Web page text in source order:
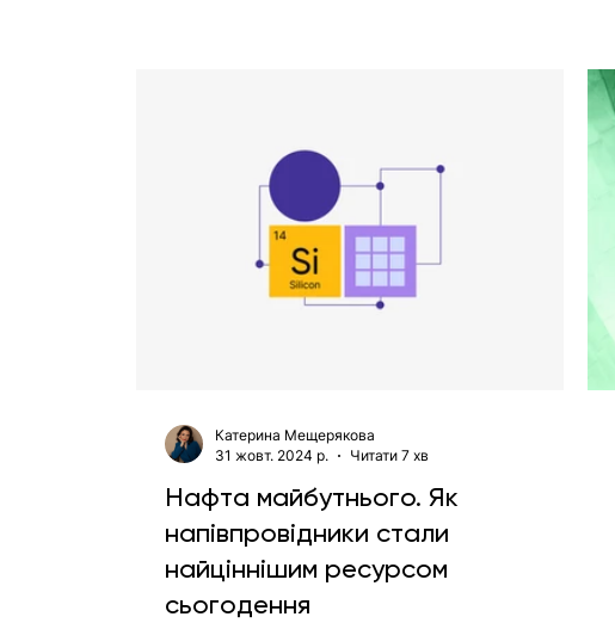
Нафта майбутнього. Як
напівпровідники стали
найціннішим ресурсом
сьогодення
Катерина Мещерякова
31 жовт. 2024 р.
Читати 7 хв